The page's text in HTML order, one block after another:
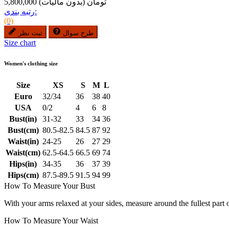
رتبه بندی:
(0)
ثبت نظر طرح سوال
Size chart
Women's clothing size
Size XS S M L
Euro
32/34 36 38 40
USA
0/2 4 6
8
Bust(in)
31-32 33 34 36
Bust(cm) 80.5-82.5 84.5 87 92
Waist(in) 24-25 26 27 29
Waist(cm) 62.5-64.5 66.5 69 74
Hips(in)
34-35 36 37 39
Hips(cm) 87.5-89.5 91.5 94 99
How To Measure Your Bust
With your arms relaxed at your sides, measure around the fullest part
How To Measure Your Waist